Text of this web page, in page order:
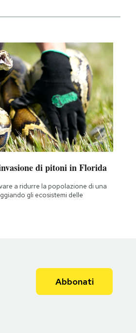
di pitoni in Florida
a ridurre la popolazione di una
gli ecosistemi delle
Abbonati